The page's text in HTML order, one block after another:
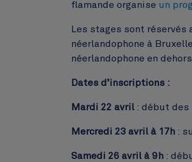
flamande organise un
Les stages sont réservés
néerlandophone à
néerlandophone en
Dates d’inscriptions :
Mardi 22 avril : début
Mercredi 23 avril à 17h :
Samedi 26 avril à 9h :